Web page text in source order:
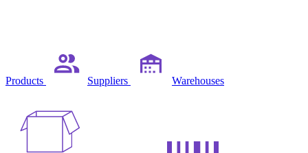
Products Suppliers Warehouses